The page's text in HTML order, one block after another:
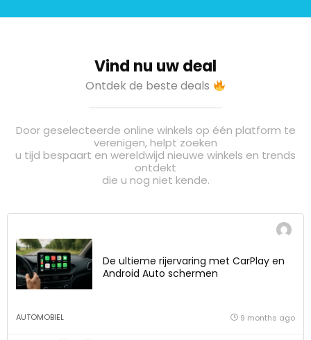
Vind nu uw deal
Ontdek de beste deals
Door geselecteerde online winkels op één platform te
verenigen, helpt zoeken
u tijd bespaart en wereldwijd nieuwe winkels en trends
ontdekt
die u nog niet kende.
De ultieme rijervaring met CarPlay en
Android Auto schermen
AUTOMOBIEL 9 months ago